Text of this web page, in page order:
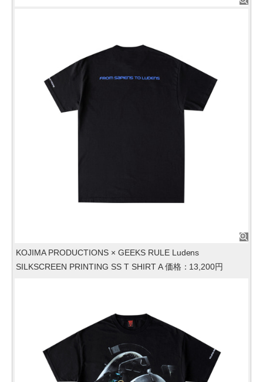
KOJIMA PRODUCTIONS × GEEKS RULE Ludens
SILKSCREEN PRINTING SS T SHIRT A 価格：13,200円